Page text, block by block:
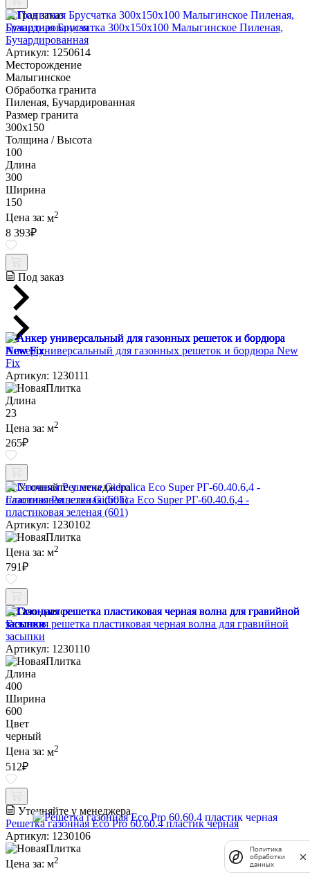
Под заказ
Гранитная Брусчатка 300х150x100 Малыгинское Пиленая,
Бучардированная
Артикул: 1250614
Месторождение
Малыгинское
Обработка гранита
Пиленая, Бучардированная
Размер гранита
300х150
Толщина / Высота
100
Длина
300
Ширина
150
Цена за: м2
8 393₽
Под заказ
Анкер универсальный для газонных решеток и бордюра New
Fix
Артикул: 1230111
Длина
23
Цена за: м2
265₽
Уточняйте у менеджера
Газонная Решетка Gidrolica Eco Super РГ-60.40.6,4 -
пластиковая зеленая (601)
Артикул: 1230102
Цена за: м2
791₽
Ожидается
Газонная решетка пластиковая черная волна для гравийной
засыпки
Артикул: 1230110
Длина
400
Ширина
600
Цвет
черный
Цена за: м2
512₽
Уточняйте у менеджера
Решетка газонная Eco Pro 60.60.4 пластик черная
Артикул: 1230106
Цена за: м2
Политика
обработки
данных